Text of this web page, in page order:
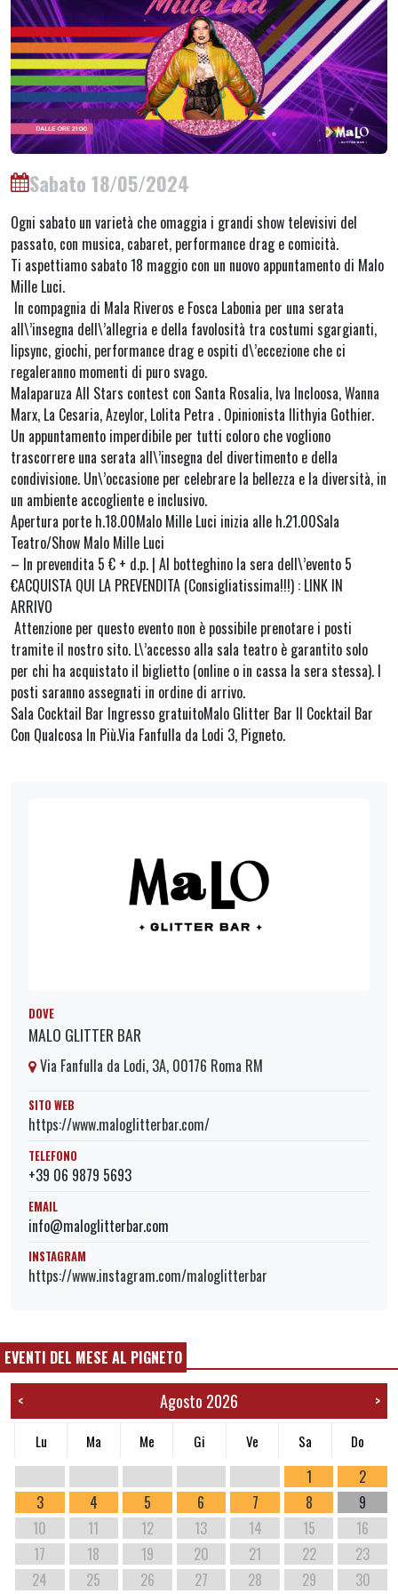
Sabato 18/05/2024
Ogni sabato un varietà che omaggia i grandi show televisivi del
passato, con musica, cabaret, performance drag e comicità.
Ti aspettiamo sabato 18 maggio con un nuovo appuntamento di Malo
Mille Luci.
In compagnia di Mala Riveros e Fosca Labonia per una serata
all\’insegna dell\’allegria e della favolosità tra costumi sgargianti,
lipsync, giochi, performance drag e ospiti d\’eccezione che ci
regaleranno momenti di puro svago.
Malaparuza All Stars contest con Santa Rosalia, Iva Incloosa, Wanna
Marx, La Cesaria, Azeylor, Lolita Petra . Opinionista Ilithyia Gothier.
Un appuntamento imperdibile per tutti coloro che vogliono
trascorrere una serata all\’insegna del divertimento e della
condivisione. Un\’occasione per celebrare la bellezza e la diversità, in
un ambiente accogliente e inclusivo.
Apertura porte h.18.00Malo Mille Luci inizia alle h.21.00Sala
Teatro/Show Malo Mille Luci
– In prevendita 5 € + d.p. | Al botteghino la sera dell\’evento 5
€ACQUISTA QUI LA PREVENDITA (Consigliatissima!!!) : LINK IN
ARRIVO
Attenzione per questo evento non è possibile prenotare i posti
tramite il nostro sito. L\’accesso alla sala teatro è garantito solo
per chi ha acquistato il biglietto (online o in cassa la sera stessa). I
posti saranno assegnati in ordine di arrivo.
Sala Cocktail Bar Ingresso gratuitoMalo Glitter Bar Il Cocktail Bar
Con Qualcosa In Più.Via Fanfulla da Lodi 3, Pigneto.
DOVE
MALO GLITTER BAR
Via Fanfulla da Lodi, 3A, 00176 Roma RM
SITO WEB
https://www.maloglitterbar.com/
TELEFONO
+39 06 9879 5693
EMAIL
info@maloglitterbar.com
INSTAGRAM
https://www.instagram.com/maloglitterbar
EVENTI DEL MESE AL PIGNETO
< Agosto 2026 >
Lu Ma Me Gi Ve Sa Do
1
2
3
4 5 6 7 8
9
10
11 12 13 14 15
16
17
18 19 20 21 22
23
24
25 26 27 28 29 30